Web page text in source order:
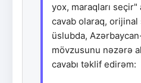
yox, maraqları seçir"
cavab olaraq,
üslubda,
mövzusunu nəzərə
cavabı təklif edirəm: